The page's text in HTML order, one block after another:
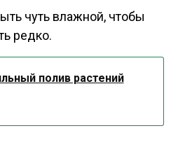
чуть влажной, чтобы
редко.
полив растений